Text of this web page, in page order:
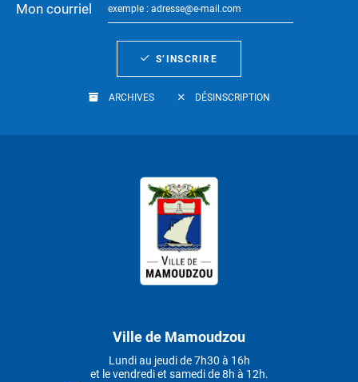
Mon courriel
S’INSCRIRE
ARCHIVES DÉSINSCRIPTION
Ville de Mamoudzou
Lundi au jeudi de 7h30 à 16h
et le vendredi et samedi de 8h à 12h.